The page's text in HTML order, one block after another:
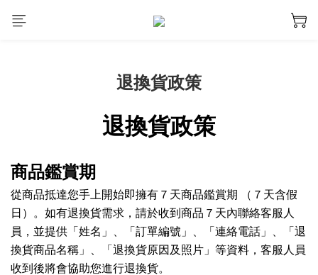
退換貨政策
退換貨政策
商品鑑賞期
從商品抵達您手上開始即擁有７天商品鑑賞期 （７天含假
日）。 如有退換貨需求，請於收到商品７天內聯絡客服人
員，並提供「姓名」、「訂單編號」、「連絡電話」、「退
換貨商品名稱」、「退換貨原因及照片」等資料，客服人員
收到後將會協助您進行退換貨。